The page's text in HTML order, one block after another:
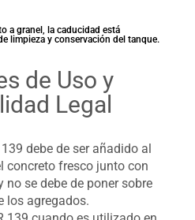
a granel, la caducidad está
limpieza y conservación del tanque.
de Uso y
Legal
139 debe de ser añadido al
concreto fresco junto con
no se debe de poner sobre
los agregados.